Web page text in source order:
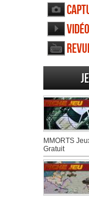
MMORTS
Gratuit